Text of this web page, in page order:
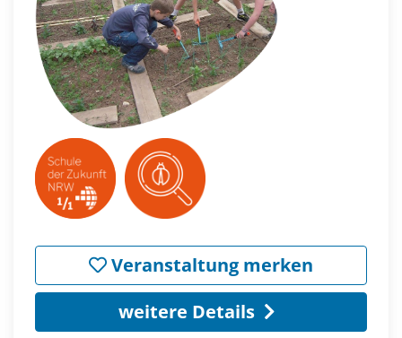
Veranstaltung merken
weitere Details